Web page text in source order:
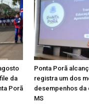
da
Porã
Ponta Porã
registra um dos
desempenhos da
MS